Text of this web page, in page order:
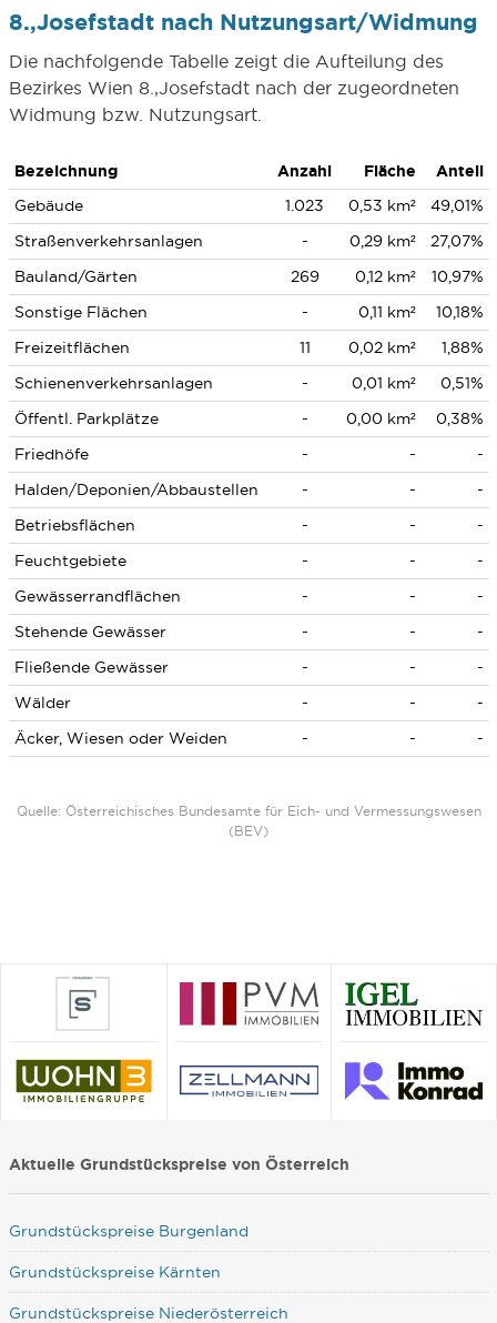
8.,Josefstadt nach Nutzungsart/Widmung
Die nachfolgende Tabelle zeigt die Aufteilung des
Bezirkes Wien 8.,Josefstadt nach der zugeordneten
Widmung bzw. Nutzungsart.
Bezeichnung Anzahl Fläche
Anteil
Gebäude
1.023 0,53 km²
49,01%
Straßenverkehrsanlagen
- 0,29 km²
27,07%
Bauland/Gärten
269 0,12 km²
10,97%
Sonstige Flächen
- 0,11 km²
10,18%
Freizeitflächen
11 0,02 km²
1,88%
Schienenverkehrsanlagen
- 0,01 km²
0,51%
Öffentl. Parkplätze
- 0,00 km²
0,38%
Friedhöfe
- -
-
Halden/Deponien/Abbaustellen
- -
-
Betriebsflächen
- -
-
Feuchtgebiete
- -
-
Gewässerrandflächen
- -
-
Stehende Gewässer
- -
-
Fließende Gewässer
- -
-
Wälder
- -
-
Äcker, Wiesen oder Weiden
- - -
Quelle: Österreichisches Bundesamte für Eich- und Vermessungswesen
(BEV)
Aktuelle Grundstückspreise von Österreich
Grundstückspreise Burgenland
Grundstückspreise Kärnten
Grundstückspreise Niederösterreich